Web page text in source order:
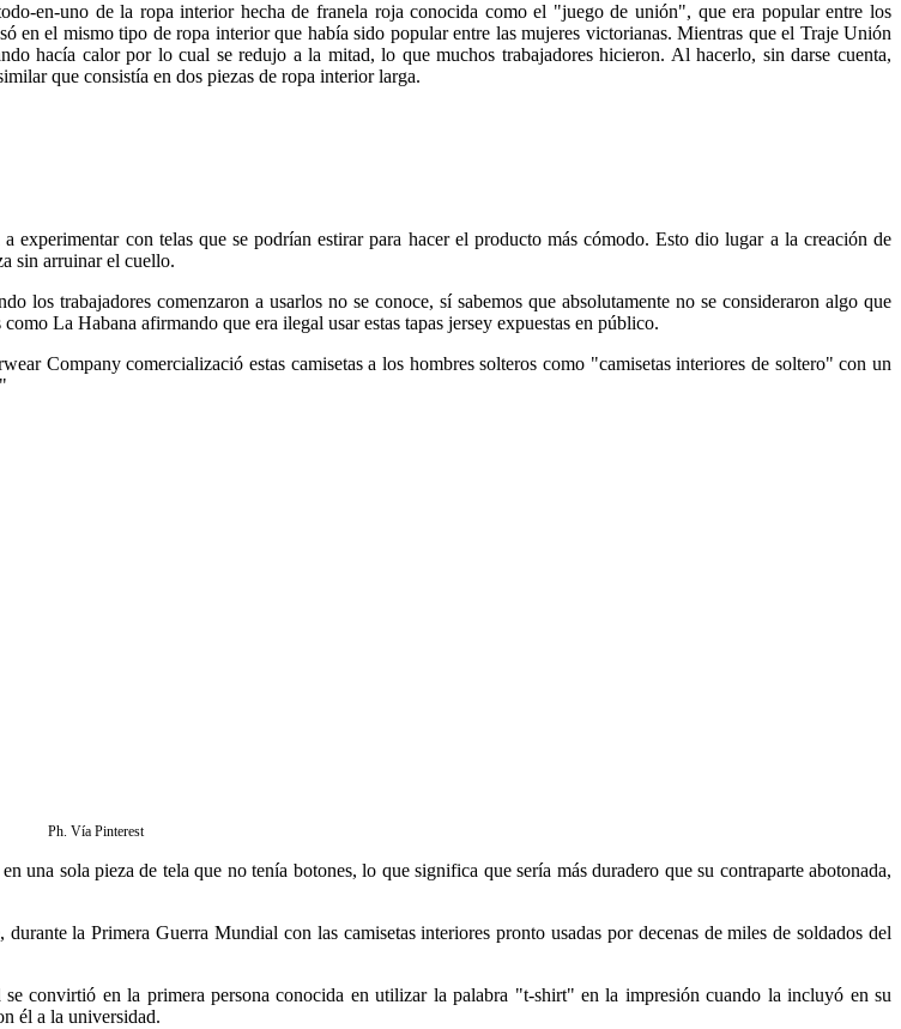
en-uno de la ropa interior hecha de franela roja conocida como el "juego de unión", que era popular entre los
en el mismo tipo de ropa interior que había sido popular entre las mujeres victorianas. Mientras que el Traje Unión
hacía calor por lo cual se redujo a la mitad, lo que muchos trabajadores hicieron. Al hacerlo, sin darse cuenta,
que consistía en dos piezas de ropa interior larga.
con telas que se podrían estirar para hacer el producto más cómodo. Esto dio lugar a la creación de
sin arruinar el cuello.
los trabajadores comenzaron a usarlos no se conoce, sí sabemos que absolutamente no se consideraron algo que
La Habana afirmando que era ilegal usar estas tapas jersey expuestas en público.
Company comercializació estas camisetas a los hombres solteros como "camisetas interiores de soltero" con un
Ph. Vía Pinterest
una sola pieza de tela que no tenía botones, lo que significa que sería más duradero que su contraparte abotonada,
la Primera Guerra Mundial con las camisetas interiores pronto usadas ​​por decenas de miles de soldados del
convirtió en la primera persona conocida en utilizar la palabra "t-shirt" en la impresión cuando la incluyó en su
él a la universidad.